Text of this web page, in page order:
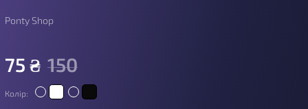
Ponty Shop
150
75 ₴
Колір: